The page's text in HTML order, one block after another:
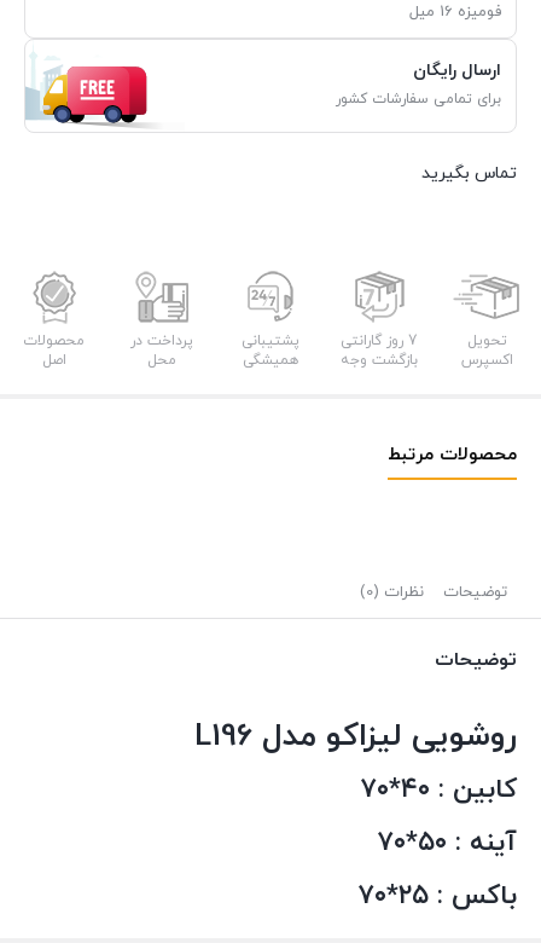
فومیزه 16 میل
ارسال رایگان
برای تمامی سفارشات کشور
تماس بگیرید
تحویل
اکسپرس
7 روز گارانتی
بازگشت وجه
پشتیبانی
همیشگی
پرداخت در
محل
محصولات
اصل
محصولات مرتبط
توضیحات نظرات (0)
توضیحات
روشویی لیزاکو مدل L196
کابین : ۴۰*۷۰
آینه : ۵۰*۷۰
باکس : ۲۵*۷۰